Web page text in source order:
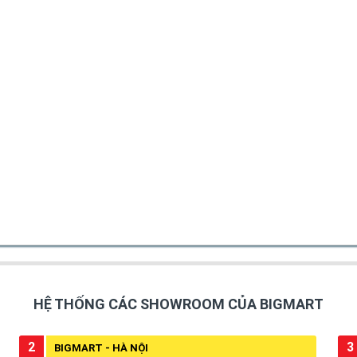
HỆ THỐNG CÁC SHOWROOM CỦA BIGMART
2 BIGMART - HÀ NỘI 3